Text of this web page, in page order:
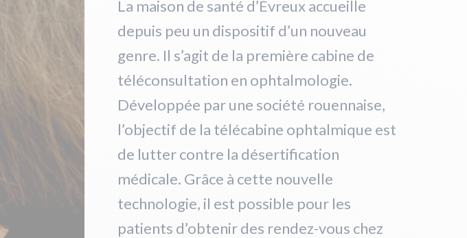
La maison de santé d’Évreux accueille
depuis peu un dispositif d’un nouveau
genre. Il s’agit de la première cabine de
téléconsultation en ophtalmologie.
Développée par une société rouennaise,
l’objectif de la télécabine ophtalmique est
de lutter contre la désertification
médicale. Grâce à cette nouvelle
technologie, il est possible pour les
patients d’obtenir des rendez-vous chez